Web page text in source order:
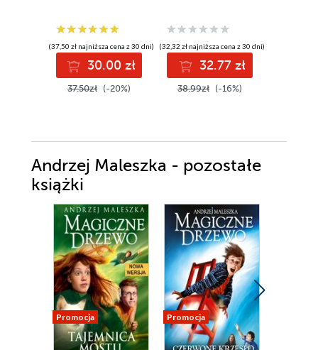
(37,50 zł najniższa cena z 30 dni)
30.00 zł
37.50zł (-20%)
(32,32 zł najniższa cena z 30 dni)
32.77 zł
38.99zł (-16%)
Andrzej Maleszka - pozostałe
książki
Promocja Promocja